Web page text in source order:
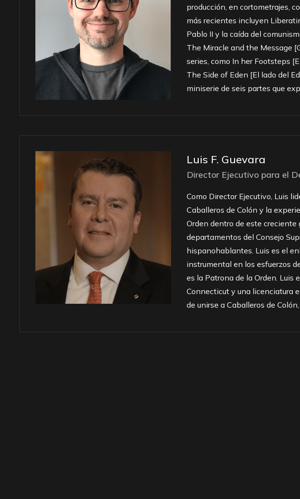
producción, en cortometrajes,
más recientes incluyen
Pablo II y la caída del
The Miracle and the Message
series, como In her Footsteps
The Side of Eden [El lado del
miniserie de seis partes que
Luis F. Guevara
Director Ejecutivo para el
Como Director Ejecutivo, Luis
Caballeros de Colón y la
Orden dentro de este creciente
departamentos del Consejo
hispanohablantes. Luis es el
instrumental en los esfuerzos
es la Patrona de la Orden. Luis
Connecticut y una licenciatura
de unirse a Caballeros de